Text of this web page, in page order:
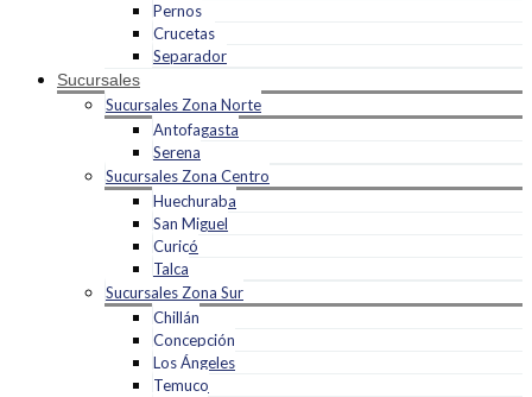
Pernos
Crucetas
Separador
Sucursales
Sucursales Zona Norte
Antofagasta
Serena
Sucursales Zona Centro
Huechuraba
San Miguel
Curicó
Talca
Sucursales Zona Sur
Chillán
Concepción
Los Ángeles
Temuco